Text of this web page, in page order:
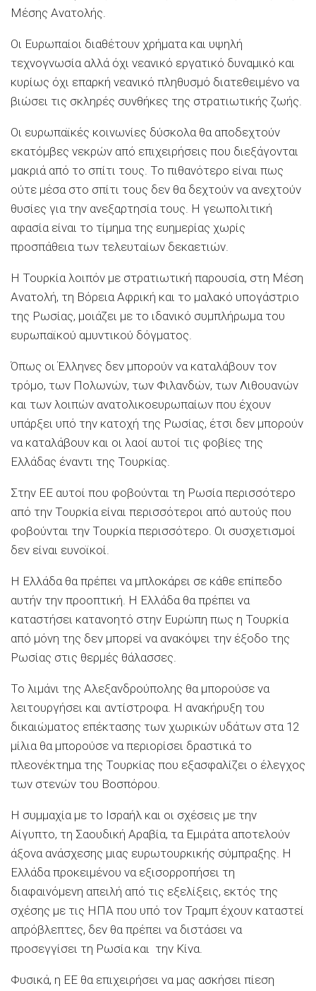
Μέσης Ανατολής.
Οι Ευρωπαίοι διαθέτουν χρήματα και υψηλή
τεχνογνωσία αλλά όχι νεανικό εργατικό δυναμικό και
κυρίως όχι επαρκή νεανικό πληθυσμό διατεθειμένο να
βιώσει τις σκληρές συνθήκες της στρατιωτικής ζωής.
Οι ευρωπαϊκές κοινωνίες δύσκολα θα αποδεχτούν
εκατόμβες νεκρών από επιχειρήσεις που διεξάγονται
μακριά από το σπίτι τους. Το πιθανότερο είναι πως
ούτε μέσα στο σπίτι τους δεν θα δεχτούν να ανεχτούν
θυσίες για την ανεξαρτησία τους. Η γεωπολιτική
αφασία είναι το τίμημα της ευημερίας χωρίς
προσπάθεια των τελευταίων δεκαετιών.
Η Τουρκία λοιπόν με στρατιωτική παρουσία, στη Μέση
Ανατολή, τη Βόρεια Αφρική και το μαλακό υπογάστριο
της Ρωσίας, μοιάζει με το ιδανικό συμπλήρωμα του
ευρωπαϊκού αμυντικού δόγματος.
Όπως οι Έλληνες δεν μπορούν να καταλάβουν τον
τρόμο, των Πολωνών, των Φιλανδών, των Λιθουανών
και των λοιπών ανατολικοευρωπαίων που έχουν
υπάρξει υπό την κατοχή της Ρωσίας, έτσι δεν μπορούν
να καταλάβουν και οι λαοί αυτοί τις φοβίες της
Ελλάδας έναντι της Τουρκίας.
Στην ΕΕ αυτοί που φοβούνται τη Ρωσία περισσότερο
από την Τουρκία είναι περισσότεροι από αυτούς που
φοβούνται την Τουρκία περισσότερο. Οι συσχετισμοί
δεν είναι ευνοϊκοί.
Η Ελλάδα θα πρέπει να μπλοκάρει σε κάθε επίπεδο
αυτήν την προοπτική. Η Ελλάδα θα πρέπει να
καταστήσει κατανοητό στην Ευρώπη πως η Τουρκία
από μόνη της δεν μπορεί να ανακόψει την έξοδο της
Ρωσίας στις θερμές θάλασσες.
Το λιμάνι της Αλεξανδρούπολης θα μπορούσε να
λειτουργήσει και αντίστροφα. Η ανακήρυξη του
δικαιώματος επέκτασης των χωρικών υδάτων στα 12
μίλια θα μπορούσε να περιορίσει δραστικά το
πλεονέκτημα της Τουρκίας που εξασφαλίζει ο έλεγχος
των στενών του Βοσπόρου.
Η συμμαχία με το Ισραήλ και οι σχέσεις με την
Αίγυπτο, τη Σαουδική Αραβία, τα Εμιράτα αποτελούν
άξονα ανάσχεσης μιας ευρωτουρκικής σύμπραξης. Η
Ελλάδα προκειμένου να εξισορροπήσει τη
διαφαινόμενη απειλή από τις εξελίξεις, εκτός της
σχέσης με τις ΗΠΑ που υπό τον Τραμπ έχουν καταστεί
απρόβλεπτες, δεν θα πρέπει να διστάσει να
προσεγγίσει τη Ρωσία και την Κίνα.
Φυσικά, η ΕΕ θα επιχειρήσει να μας ασκήσει πίεση